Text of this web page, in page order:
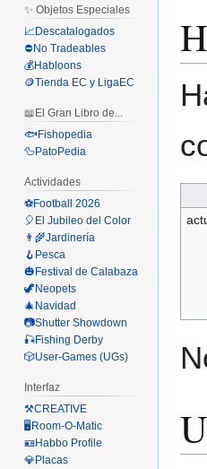
✨ Objetos Especiales
📈Descatalogados
⛔No Tradeables
💰Habloons
🪙Tienda EC y LigaEC
📖El Gran Libro de...
🐟Fishopedia
🦆PatoPedia
Actividades
⚽Football 2026
🎈El Jubileo del Color
👨‍🌾Jardinería
🪝Pesca
🎃Festival de Calabaza
🦖Neopets
🎄Navidad
📷Shutter Showdown
🎣Fishing Derby
🎲User-Games (UGs)
Interfaz
⚒️CREATIVE
🖥️Room-O-Matic
🪪Habbo Profile
💎Placas